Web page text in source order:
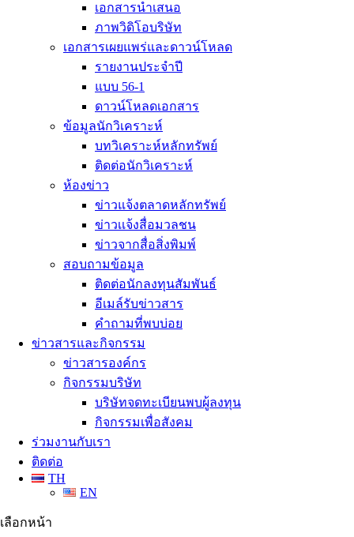
เอกสารนำเสนอ
ภาพวิดิโอบริษัท
เอกสารเผยแพร่และดาวน์โหลด
รายงานประจำปี
แบบ 56-1
ดาวน์โหลดเอกสาร
ข้อมูลนักวิเคราะห์
บทวิเคราะห์หลักทรัพย์
ติดต่อนักวิเคราะห์
ห้องข่าว
ข่าวแจ้งตลาดหลักทรัพย์
ข่าวเเจ้งสื่อมวลชน
ข่าวจากสื่อสิ่งพิมพ์
สอบถามข้อมูล
ติดต่อนักลงทุนสัมพันธ์
อีเมล์รับข่าวสาร
คำถามที่พบบ่อย
ข่าวสารและกิจกรรม
ข่าวสารองค์กร
กิจกรรมบริษัท
บริษัทจดทะเบียนพบผู้ลงทุน
กิจกรรมเพื่อสังคม
ร่วมงานกับเรา
ติดต่อ
TH
EN
เลือกหน้า